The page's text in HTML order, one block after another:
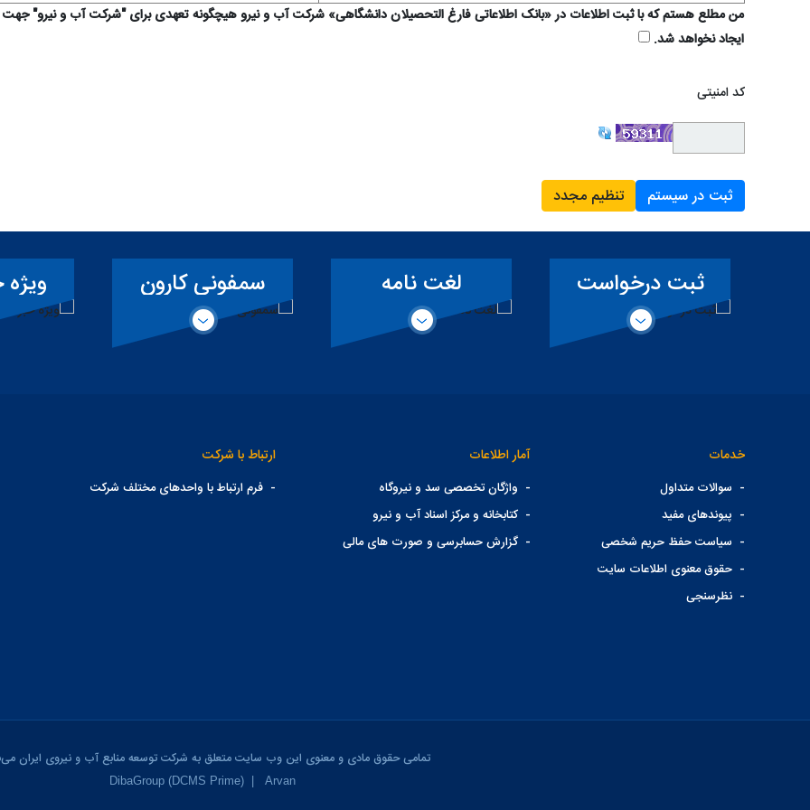
من مطلع هستم که با ثبت اطلاعات در «بانک اطلاعاتی فارغ التحصیلان دانشگاهی» شرکت آب و نیرو هیچگونه تعهدی برای "شرکت آب و نیرو"
ایجاد نخواهد شد.
کد امنیتی
ثبت در سیستم تنظیم مجدد
لغت نامه
تخصصی سد
سمفونی کارون ویژه خبرنگاران
خدمات
- سوالات متداول
- پیوندهای مفید
- سیاست حفظ حریم شخصی
- حقوق معنوی اطلاعات سایت
- نظرسنجی
آمار اطلاعات
- واژگان تخصصی سد و نیروگاه
- کتابخانه و مرکز اسناد آب و نیرو
- گزارش حسابرسی و صورت های مالی
ارتباط با شرکت
- فرم ارتباط با واحدهای مختلف شرکت
تمامی حقوق مادی و معنوی این وب سایت متعلق به شرکت توسعه منابع آب و نیروی ایران
DibaGroup (DCMS Prime) Arvan